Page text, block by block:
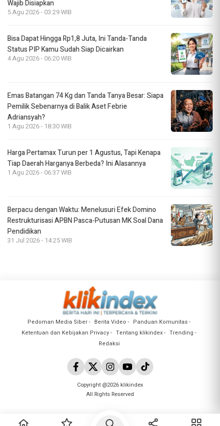
Wajib Disiapkan
5 Agu 2026 - 03:29 WIB
Bisa Dapat Hingga Rp1,8 Juta, Ini Tanda-Tanda
Status PIP Kamu Sudah Siap Dicairkan
4 Agu 2026 - 06:20 WIB
Emas Batangan 74 Kg dan Tanda Tanya Besar: Siapa
Pemilik Sebenarnya di Balik Aset Febrie
Adriansyah?
1 Agu 2026 - 18:30 WIB
Harga Pertamax Turun per 1 Agustus, Tapi Kenapa
Tiap Daerah Harganya Berbeda? Ini Alasannya
1 Agu 2026 - 06:37 WIB
Berpacu dengan Waktu: Menelusuri Efek Domino
Restrukturisasi APBN Pasca-Putusan MK Soal Dana
Pendidikan
31 Jul 2026 - 14:25 WIB
Pedoman Media Siber Berita Video
Panduan Komunitas
Ketentuan dan Kebijakan Privacy
Tentang klikindex
Trending
Redaksi
Copyright @2026 klikindex
All Rights Reserved